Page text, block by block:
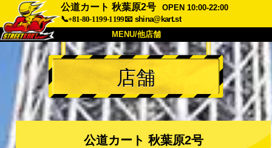
公道カート 秋葉原2号
OPEN 10:00-22:00
📞+81-80-1199-1199📧 shina@kart.st
MENU/他店舗
トップ
概要 車両 価格
アクセス 評価 FAQ
会社 予約
他店舗
店舗
公道カート 秋葉原2号